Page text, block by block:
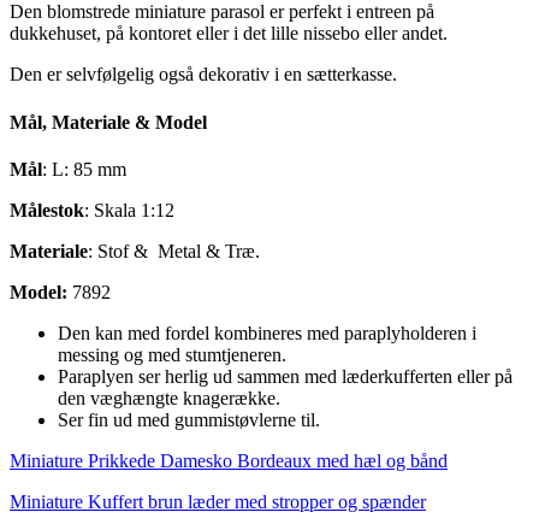
Den blomstrede miniature parasol er perfekt i entreen på
dukkehuset, på kontoret eller i det lille nissebo eller andet.
Den er selvfølgelig også dekorativ i en sætterkasse.
Mål, Materiale & Model
Mål: L: 85 mm
Målestok: Skala 1:12
Materiale: Stof & Metal & Træ.
Model: 7892
Den kan med fordel kombineres med paraplyholderen i
messing og med stumtjeneren.
Paraplyen ser herlig ud sammen med læderkufferten eller på
den væghængte knagerække.
Ser fin ud med gummistøvlerne til.
Miniature Prikkede Damesko Bordeaux med hæl og bånd
Miniature Kuffert brun læder med stropper og spænder